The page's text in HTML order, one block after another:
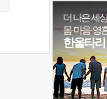
꿈이
'말 타는
졸업식
보고
#계획
#
#링컨학교
#비전캠프
#위기
#
#사람
더 나은 세
몸·마음·영
한울타